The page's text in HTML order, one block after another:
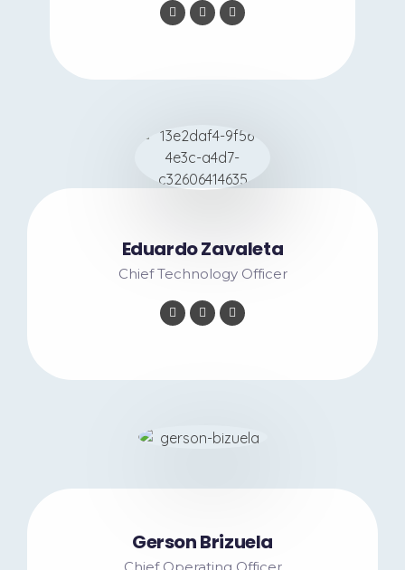
Eduardo Zavaleta
Chief Technology Officer
Gerson Brizuela